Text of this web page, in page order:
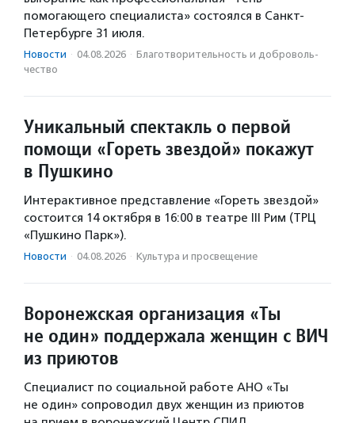
помогающего специалиста» состоялся в Санкт-
Петербурге 31 июля.
Новости · 04.08.2026 · Благотвори­тель­ность и доброволь­
чест­во
Уникальный спектакль о первой
помощи «Гореть звездой» покажут
в Пушкино
Интерактивное представление «Гореть звездой»
состоится 14 октября в 16:00 в театре III Рим (ТРЦ
«Пушкино Парк»).
Новости · 04.08.2026 · Культура и просвещение
Воронежская организация «Ты
не один» поддержала женщин с ВИЧ
из приютов
Специалист по социальной работе АНО «Ты
не один» сопроводил двух женщин из приютов